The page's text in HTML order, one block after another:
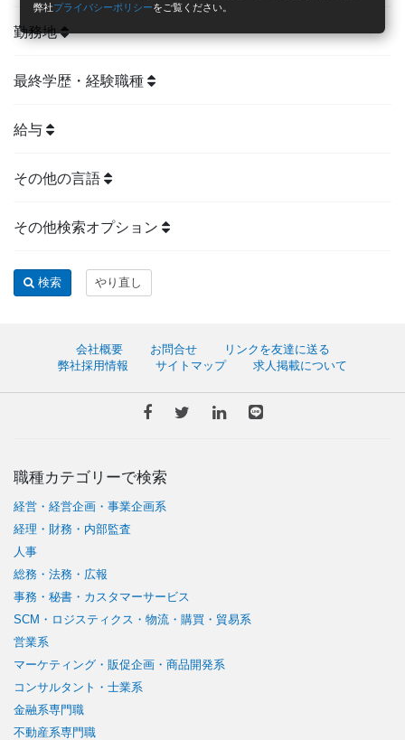
弊社プライバシーポリシーをご覧ください。
勤務地
最終学歴・経験職種
給与
その他の言語
その他検索オプション
検索 やり直し
会社概要 お問合せ
リンクを友達に送る
弊社採用情報
サイトマップ 求人掲載について
職種カテゴリーで検索
経営・経営企画・事業企画系
経理・財務・内部監査
人事
総務・法務・広報
事務・秘書・カスタマーサービス
SCM・ロジスティクス・物流・購買・貿易系
営業系
マーケティング・販促企画・商品開発系
コンサルタント・士業系
金融系専門職
不動産系専門職